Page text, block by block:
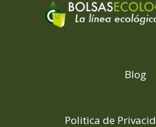
Blog
Politica de